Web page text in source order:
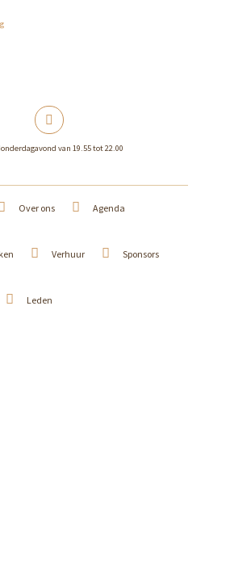
van 19.55 tot 22.00
Over ons Agenda
Verhuur Sponsors
Leden